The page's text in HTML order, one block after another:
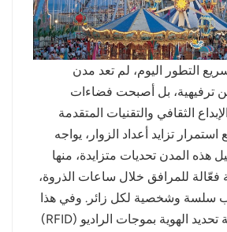
Tiếng
التطور اليوم، لم تعد مدن
ترفيهية، بل أصبحت فضاءات
الثقافي والتقنيات المتقدمة
تزايد أعداد الزوار، يواجه
هذه المدن تحديات متزايدة، منها
فعّالة للمرافق خلال ساعات الذروة،
سلسة وشخصية لكل زائر. وفي هذا
السياق، برزت تقنية تحديد الهوية بموجات الراديو (RFID)